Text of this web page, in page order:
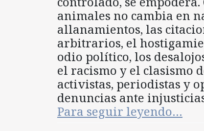
animales no cambia en
allanamientos, las
arbitrarios, el
odio político, los
el racismo y el clasismo
activistas, periodistas y
denuncias ante
Para seguir leyendo…